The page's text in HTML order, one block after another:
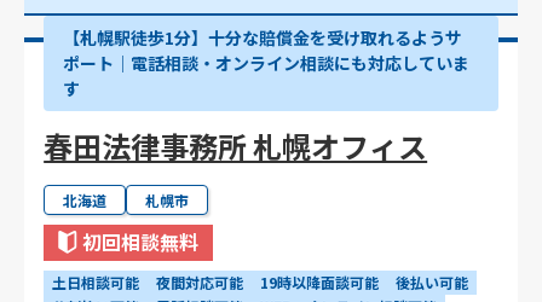
【札幌駅徒歩1分】十分な賠償金を受け取れるようサ
ポート│電話相談・オンライン相談にも対応していま
す
春田法律事務所 札幌オフィス
北海道 札幌市
初回相談無料
土日相談可能 夜間対応可能 19時以降面談可能
後払い可能